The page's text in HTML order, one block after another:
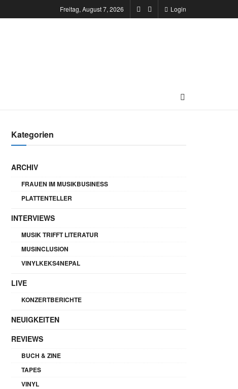
Freitag, August 7, 2026 Login
Kategorien
ARCHIV
FRAUEN IM MUSIKBUSINESS
PLATTENTELLER
INTERVIEWS
MUSIK TRIFFT LITERATUR
MUSINCLUSION
VINYLKEKS4NEPAL
LIVE
KONZERTBERICHTE
NEUIGKEITEN
REVIEWS
BUCH & ZINE
TAPES
VINYL